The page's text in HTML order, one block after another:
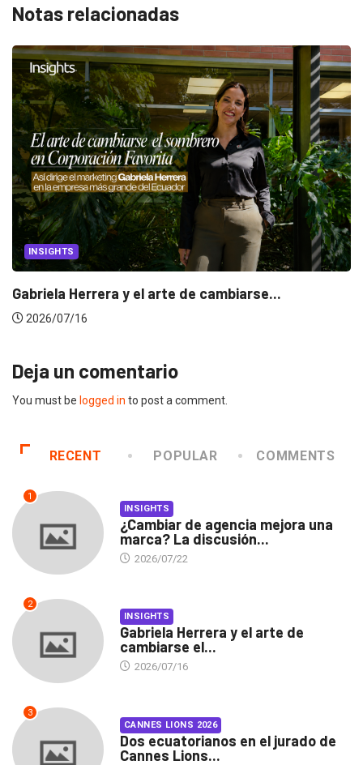
Notas relacionadas
INSIGHTS
Gabriela Herrera y el arte de cambiarse...
2026/07/16
Deja un comentario
You must be logged in to post a comment.
RECENT POPULAR COMMENTS
1
INSIGHTS
¿Cambiar de agencia mejora una
marca? La discusión...
2026/07/22
2
INSIGHTS
Gabriela Herrera y el arte de
cambiarse el...
2026/07/16
3
CANNES LIONS 2026
Dos ecuatorianos en el jurado de
Cannes Lions...